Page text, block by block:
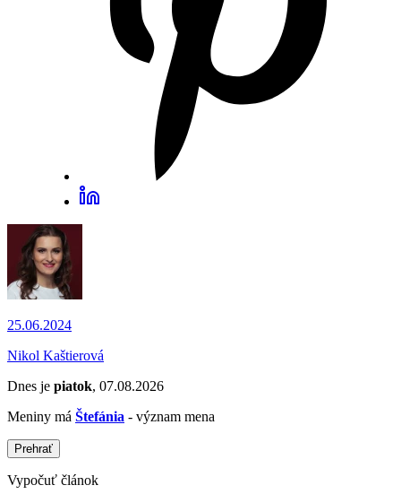
25.06.2024
Nikol Kaštierová
Dnes je piatok, 07.08.2026
Meniny má Štefánia - význam mena
Prehrať
Vypočuť článok